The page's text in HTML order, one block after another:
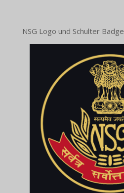
NSG Logo und Schulter Badge